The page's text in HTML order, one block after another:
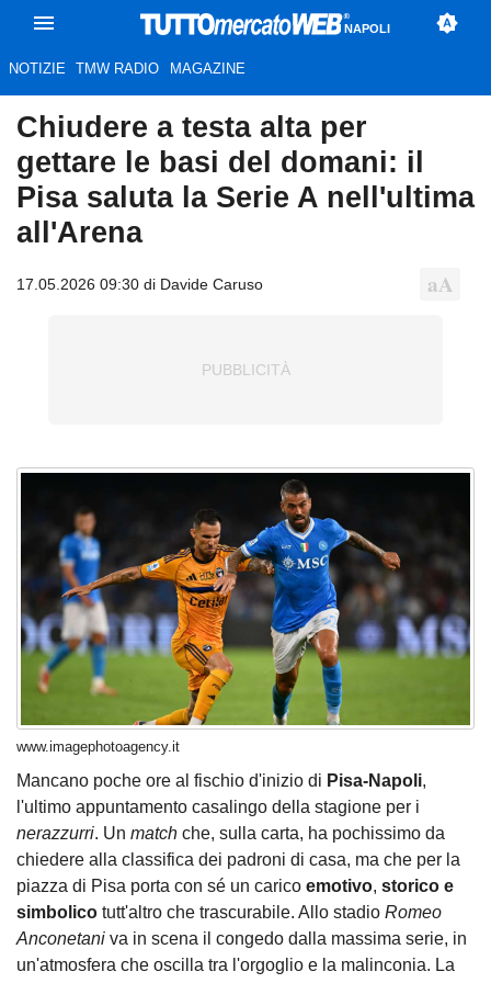
NAPOLI
NOTIZIE TMW RADIO MAGAZINE
Chiudere a testa alta per
gettare le basi del domani: il
Pisa saluta la Serie A nell'ultima
all'Arena
17.05.2026 09:30 di Davide Caruso
www.imagephotoagency.it
Mancano poche ore al fischio d'inizio di Pisa-Napoli,
l'ultimo appuntamento casalingo della stagione per i
nerazzurri. Un match che, sulla carta, ha pochissimo da
chiedere alla classifica dei padroni di casa, ma che per la
piazza di Pisa porta con sé un carico emotivo, storico e
simbolico tutt'altro che trascurabile. Allo stadio Romeo
Anconetani va in scena il congedo dalla massima serie, in
un'atmosfera che oscilla tra l'orgoglio e la malinconia. La